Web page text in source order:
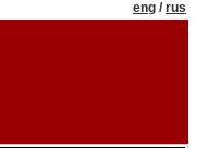
eng /rus